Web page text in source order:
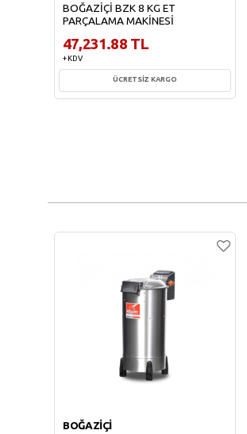
BOĞAZİÇİ BZK 8 KG ET
PARÇALAMA MAKİNESİ
47,231.88 TL
+ KDV
ÜCRETSİZ KARGO
BOĞAZİÇİ